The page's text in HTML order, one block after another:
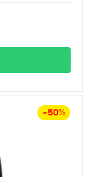
–50%